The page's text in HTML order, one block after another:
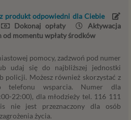
produkt odpowiedni dla Ciebie
Dokonaj opłaty
Aktywacja
od momentu wpłaty środków
pomocy, zadzwoń pod numer
udaj się do najbliższej jednostki
policji. Możesz również skorzystać z
telefonu wsparcia. Numer dla
22:00), dla młodzieży tel. 116 111
nie jest przeznaczony dla osób
życia.
do realizacji tej umowy. W
u nas konto, to umowa o
upoważnia nas do
podanych przez Ciebie w
Bez tej możliwości nie bylibyśmy
usługi, a Ty nie mógłbyś z niej
do celów wynikających